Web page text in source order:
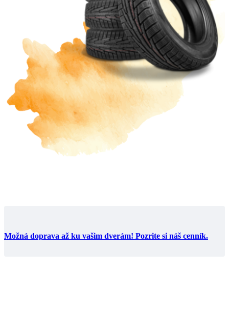
Možná doprava až ku vašim dverám! Pozrite si náš cenník.